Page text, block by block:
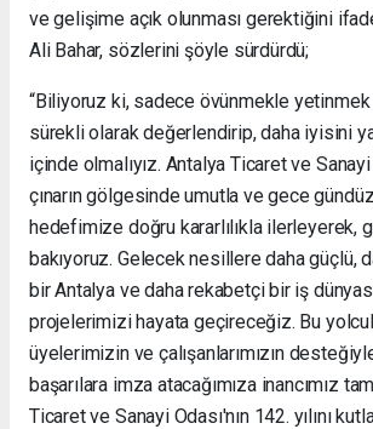
ve gelişime açık olunması gerektiğini
Ali Bahar, sözlerini şöyle sürdürdü;
“Biliyoruz ki, sadece övünmekle
sürekli olarak değerlendirip, daha iyisini
içinde olmalıyız. Antalya Ticaret ve Sanayi
çınarın gölgesinde umutla ve gece
hedefimize doğru kararlılıkla ilerleyerek,
bakıyoruz. Gelecek nesillere daha güçlü,
bir Antalya ve daha rekabetçi bir iş
projelerimizi hayata geçireceğiz. Bu
üyelerimizin ve çalışanlarımızın
başarılara imza atacağımıza inancımız
Ticaret ve Sanayi Odası'nın 142. yılını